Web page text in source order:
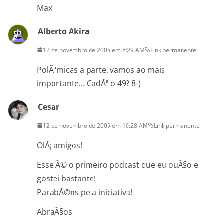
Max
Alberto Akira
12 de novembro de 2005 em 8:29 AM Link permanente
PolÃªmicas a parte, vamos ao mais
importante… CadÃª o 49? 8-)
Cesar
12 de novembro de 2005 em 10:28 AM Link permanente
OlÃ¡ amigos!
Esse Ã© o primeiro podcast que eu ouÃ§o e
gostei bastante!
ParabÃ©ns pela iniciativa!
AbraÃ§os!